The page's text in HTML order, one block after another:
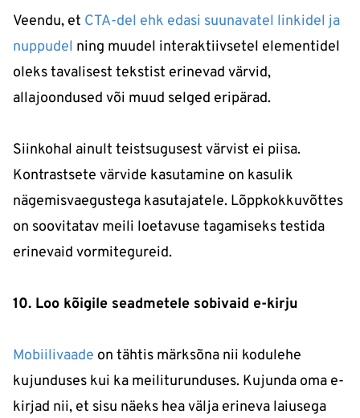
Veendu, et CTA-del ehk edasi suunavatel linkidel ja
nuppudel ning muudel interaktiivsetel elementidel
oleks tavalisest tekstist erinevad värvid,
allajoondused või muud selged eripärad.
Siinkohal ainult teistsugusest värvist ei piisa.
Kontrastsete värvide kasutamine on kasulik
nägemisvaegustega kasutajatele. Lõppkokkuvõttes
on soovitatav meili loetavuse tagamiseks testida
erinevaid vormitegureid.
10. Loo kõigile seadmetele sobivaid e-kirju
Mobiilivaade on tähtis märksõna nii kodulehe
kujunduses kui ka meiliturunduses. Kujunda oma e-
kirjad nii, et sisu näeks hea välja erineva laiusega